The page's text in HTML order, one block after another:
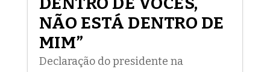
NÃO ESTÁ DENTRO DE
MIM”
Declaração do presidente na